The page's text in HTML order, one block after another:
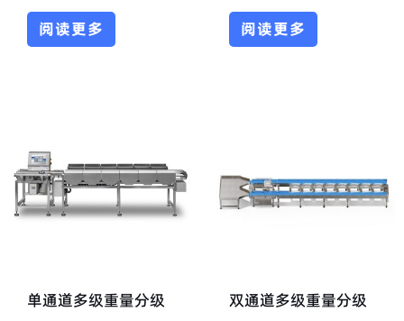
阅读更多 阅读更多
单通道多级重量分级
双通道多级重量分级